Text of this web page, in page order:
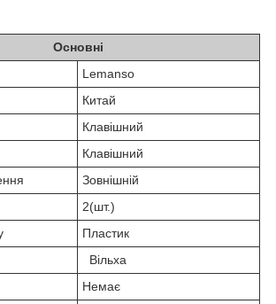
Основні
Lemanso
Китай
Клавішний
Клавішний
Зовнішній
2(шт.)
Пластик
Вільха
Немає